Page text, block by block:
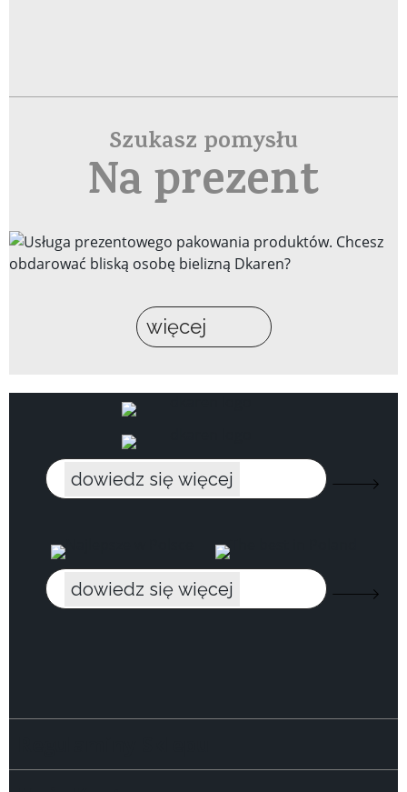
Szukasz pomysłu
Na prezent
więcej
dowiedz się więcej
dowiedz się więcej